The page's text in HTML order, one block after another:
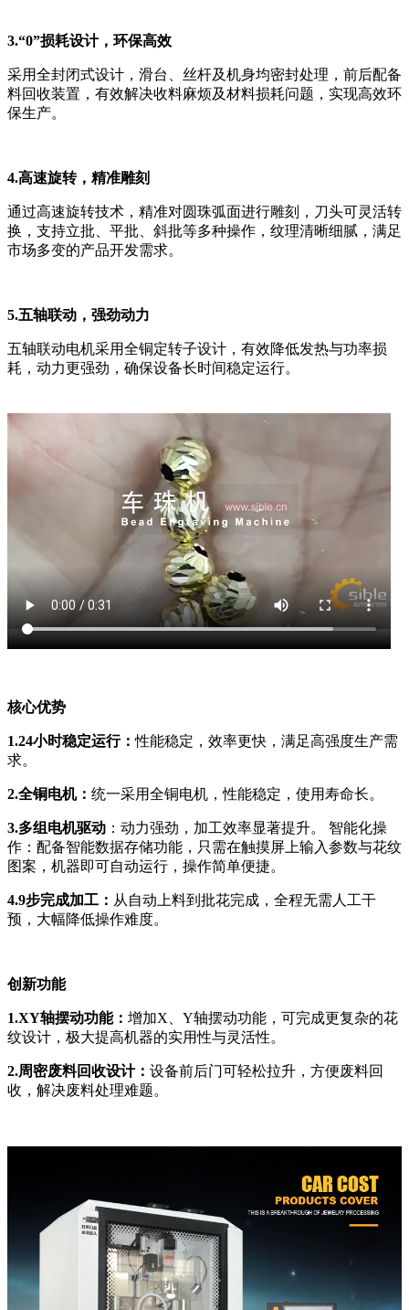
3.“0”损耗设计，环保高效
采用全封闭式设计，滑台、丝杆及机身均密封处理，前后配备
料回收装置，有效解决收料麻烦及材料损耗问题，实现高效环
保生产。
4.高速旋转，精准雕刻
通过高速旋转技术，精准对圆珠弧面进行雕刻，刀头可灵活转
换，支持立批、平批、斜批等多种操作，纹理清晰细腻，满足
市场多变的产品开发需求。
5.五轴联动，强劲动力
五轴联动电机采用全铜定转子设计，有效降低发热与功率损
耗，动力更强劲，确保设备长时间稳定运行。
核心优势
1.24小时稳定运行：性能稳定，效率更快，满足高强度生产需
求。
2.全铜电机： 统一采用全铜电机，性能稳定，使用寿命长。
3.多组电机驱动 ：动力强劲，加工效率显著提升。 智能化操
作：配备智能数据存储功能，只需在触摸屏上输入参数与花纹
图案，机器即可自动运行，操作简单便捷。
4.9步完成加工： 从自动上料到批花完成，全程无需人工干
预，大幅降低操作难度。
创新功能
1.XY轴摆动功能： 增加X、Y轴摆动功能，可完成更复杂的花
纹设计，极大提高机器的实用性与灵活性。
2.周密废料回收设计： 设备前后门可轻松拉升，方便废料回
收，解决废料处理难题。